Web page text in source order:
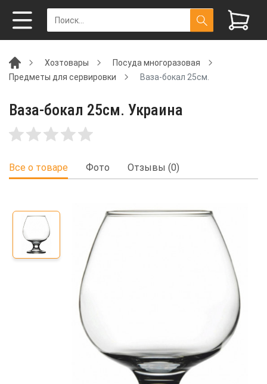
Хозтовары
Посуда многоразовая
Предметы для сервировки
Ваза-бокал 25см.
Ваза-бокал 25см. Украина
Все о товаре Фото Отзывы (0)